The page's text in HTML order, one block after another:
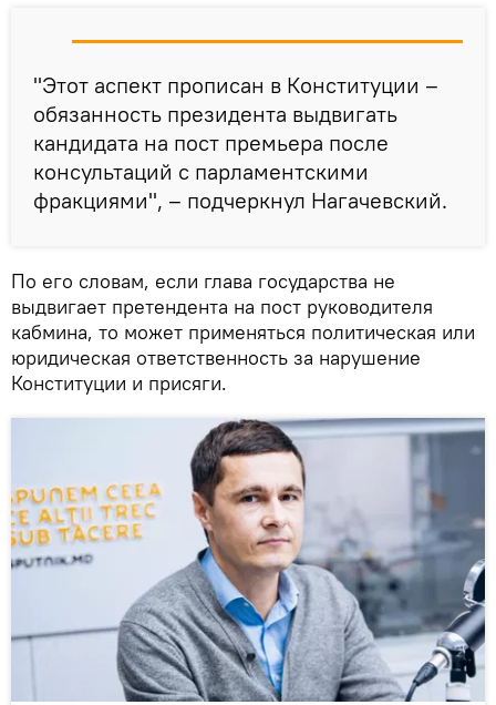
"Этот аспект прописан в Конституции –
обязанность президента выдвигать
кандидата на пост премьера после
консультаций с парламентскими
фракциями", – подчеркнул Нагачевский.
По его словам, если глава государства не
выдвигает претендента на пост руководителя
кабмина, то может применяться политическая или
юридическая ответственность за нарушение
Конституции и присяги.